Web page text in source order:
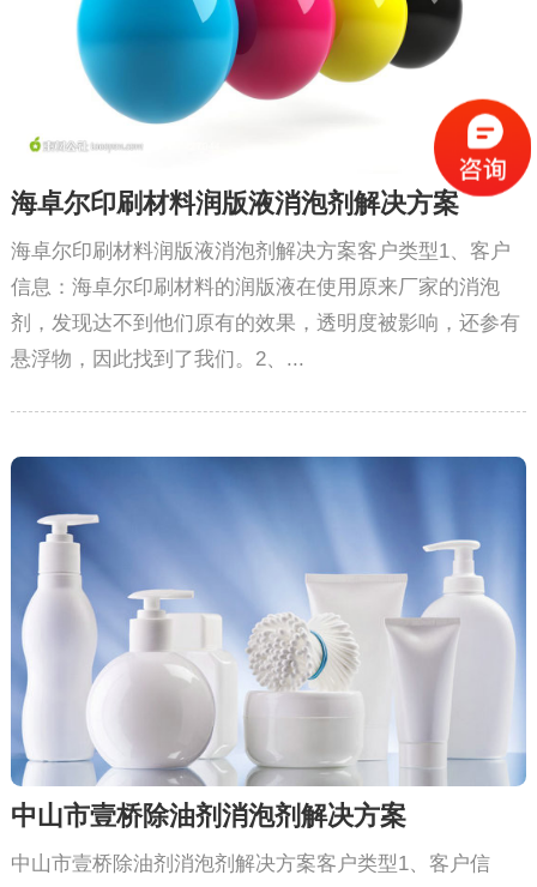
海卓尔印刷材料润版液消泡剂解决方案
海卓尔印刷材料润版液消泡剂解决方案客户类型1、客户
信息：海卓尔印刷材料的润版液在使用原来厂家的消泡
剂，发现达不到他们原有的效果，透明度被影响，还参有
悬浮物，因此找到了我们。2、...
中山市壹桥除油剂消泡剂解决方案
中山市壹桥除油剂消泡剂解决方案客户类型1、客户信